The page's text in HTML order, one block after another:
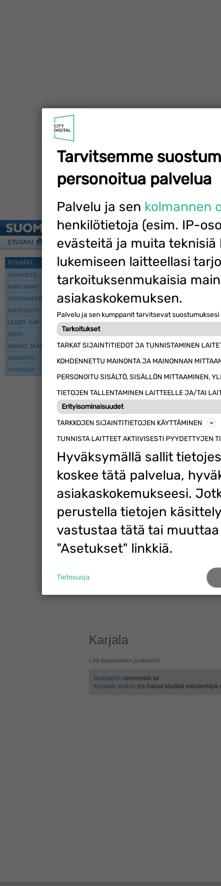
ETUSIVU KESKUSTELU TREFFIT CHAT
RYHMÄT
AJANVIETE
IKÄRYHMÄT
INTERNATIONAL CHATS
KAUPUNGIT & ALUEET
LESBO, GAY & BI
SEKSI
SINKUT JA SUHTEET
USKONTO
YHTEISÖT
Suomi24 Chat
0chattaajaa alueella
Karjala
Liity karjalaisten joukkoon!
Rekisteröi nimimerkki tai
Kirjaudu sisään jos haluat käyttää rekisteröityä
Tarvitsemme
personoitua palvelua
Palvelu ja sen kolmannen
henkilötietoja (esim. IP-
evästeitä ja muita
lukemiseen laitteellasi
tarkoituksenmukaisia
asiakaskokemuksen.
Palvelu ja sen kumppanit tarvitsevat suostumuksesi
Tarkoitukset
TARKAT SIJAINTITIEDOT JA TUNNISTAMINEN
KOHDENNETTU MAINONTA JA MAINONNAN
PERSONOITU SISÄLTÖ, SISÄLLÖN MITTAAMINEN,
TIETOJEN TALLENTAMINEN LAITTEELLE JA/TAI
Erityisominaisuudet
TARKKOJEN SIJAINTITIETOJEN KÄYTTÄMINEN
TUNNISTA LAITTEET AKTIIVISESTI PYYDETTYJEN
Hyväksymällä sallit
koskee tätä palvelua,
asiakaskokemukseesi.
perustella tietojen
vastustaa tätä tai
"Asetukset" linkkiä.
Tietosuoja